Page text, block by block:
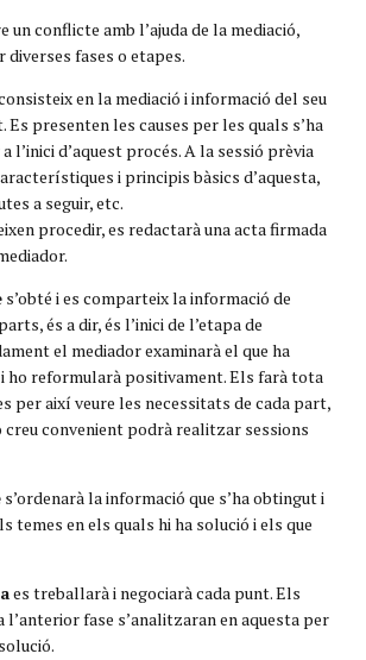
un conflicte amb l’ajuda de la mediació,
diverses fases o etapes.
en la mediació i informació del seu
Es presenten les causes per les quals s’ha
l’inici d’aquest procés. A la sessió prèvia
i principis bàsics d’aquesta,
a seguir, etc.
procedir, es redactarà una acta firmada
s’obté i es comparteix la informació de
és a dir, és l’inici de l’etapa de
el mediador examinarà el que ha
ho reformularà positivament. Els farà tota
per així veure les necessitats de cada part,
creu convenient podrà realitzar sessions
s’ordenarà la informació que s’ha obtingut i
temes en els quals hi ha solució i els que
es treballarà i negociarà cada punt. Els
fase s’analitzaran en aquesta per